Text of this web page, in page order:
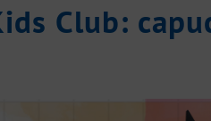
Club: